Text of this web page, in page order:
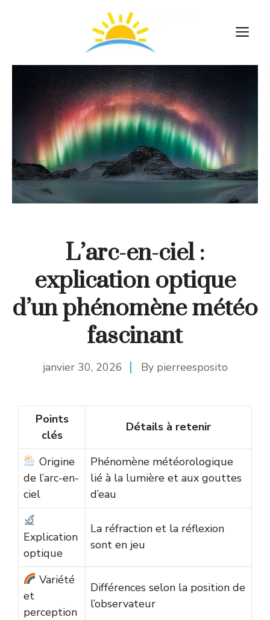
L’arc-en-ciel :
explication optique
d’un phénomène météo
fascinant
janvier 30, 2026 By pierreesposito
Points
clés
Détails à retenir
Origine
de l’arc-en-
ciel
Phénomène météorologique
lié à la lumière et aux gouttes
d’eau
Explication
optique
La réfraction et la réflexion
sont en jeu
Variété
et
perception
Différences selon la position de
l’observateur